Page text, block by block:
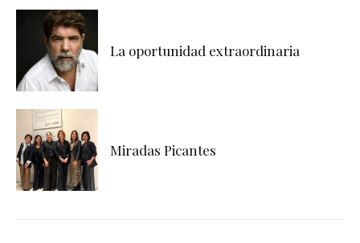
La oportunidad extraordinaria
Miradas Picantes